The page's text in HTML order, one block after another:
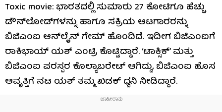
Toxic movie: ಭಾರತದಲ್ಲಿ ಸುಮಾರು 27 ಕೋಟಿಗೂ ಹೆಚ್ಚು
ಡೌನ್​​ಲೋಡ್​​ಗಳನ್ನು ಹಾಗೂ ಸಕ್ರಿಯ ಆಟಗಾರರನ್ನು
ಬಿಜಿಎಂಐ ಆನ್​​ಲೈನ್ ಗೇಮ್ ಹೊಂದಿದೆ. ಇದೀಗ ಬಿಜಿಎಂಐಗೆ
ರಾಕಿಭಾಯ್ ಯಶ್ ಎಂಟ್ರಿ ಕೊಟ್ಟಿದ್ದಾರೆ. ‘ಟಾಕ್ಸಿಕ್’ ಮತ್ತು
ಬಿಜಿಎಂಐ ಪರಸ್ಪರ ಕೊಲ್ಯಾಬರೇಟ್ ಆಗಿದ್ದು, ಬಿಜಿಎಂಐ ಹೊಸ
ಆವೃತ್ತಿಗೆ ನಟ ಯಶ್ ತಮ್ಮ ಖಡಕ್ ಧ್ವನಿ ನೀಡಿದ್ದಾರೆ.